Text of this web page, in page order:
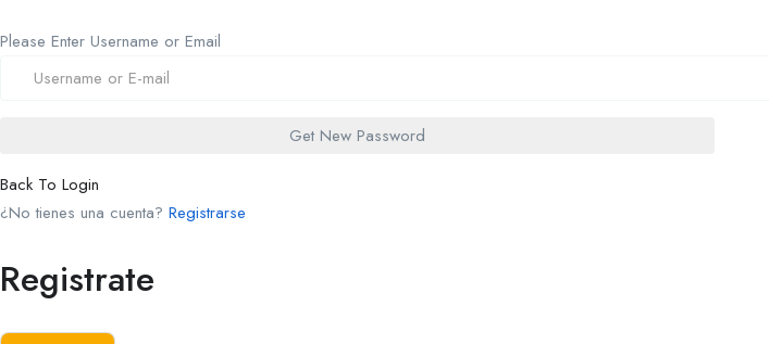
Please Enter Username or Email
Back To Login
¿No tienes una cuenta? Registrarse
Registrate